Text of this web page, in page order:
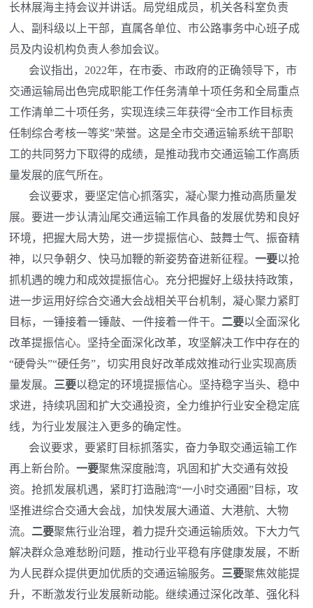
长林展海主持会议并讲话。局党组成员，机关各科室负责
人、副科级以上干部，直属各单位、市公路事务中心班子成
员及内设机构负责人参加会议。
会议指出，2022年，在市委、市政府的正确领导下，市
交通运输局出色完成职能工作任务清单十项任务和全局重点
工作清单二十项任务，实现连续三年获得“全市工作目标责
任制综合考核一等奖”荣誉。这是全市交通运输系统干部职
工的共同努力下取得的成绩，是推动我市交通运输工作高质
量发展的底气所在。
会议要求，要坚定信心抓落实，凝心聚力推动高质量发
展。要进一步认清汕尾交通运输工作具备的发展优势和良好
环境，把握大局大势，进一步提振信心、鼓舞士气、振奋精
神，以只争朝夕、快马加鞭的新姿势奋进新征程。一要以抢
抓机遇的魄力和成效提振信心。充分把握好上级扶持政策，
进一步运用好综合交通大会战相关平台机制，凝心聚力紧盯
目标，一锤接着一锤敲、一件接着一件干。 二要以全面深化
改革提振信心。坚持全面深化改革，攻坚解决工作中存在的
“硬骨头”“硬任务”，切实用良好改革成效推动行业实现高质
量发展。 三要以稳定的环境提振信心。坚持稳字当头、稳中
求进，持续巩固和扩大交通投资，全力维护行业安全稳定底
线，为行业发展注入更多的确定性。
会议要求，要紧盯目标抓落实，奋力争取交通运输工作
再上新台阶。一要聚焦深度融湾，巩固和扩大交通有效投
资。抢抓发展机遇，紧盯打造融湾“一小时交通圈”目标，攻
坚推进综合交通大会战，加快发展大通道、大港航、大物
流。 二要聚焦行业治理，着力提升交通运输质效。下大力气
解决群众急难愁盼问题，推动行业平稳有序健康发展，不断
为人民群众提供更加优质的交通运输服务。 三要聚焦效能提
升，不断激发行业发展新动能。继续通过深化改革、强化科